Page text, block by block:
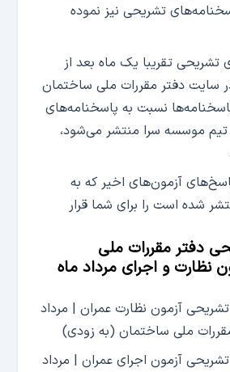
تشریحی نیز نموده
تشریحی تقریبا یک ماه بعد از
سایت دفتر مقررات ملی ساختمان
نسبت به پاسخنامه‌های
موسسه سرا منتشر می‌شود،
آزمون‌های اخیر که به
شده است را برای شما قرار
دفتر مقررات ملی
نظارت و اجرای مرداد ماه
آزمون نظارت عمران | مرداد
آزمون اجرای عمران | مرداد